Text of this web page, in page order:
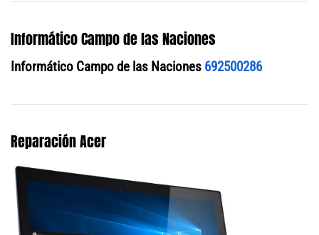
Informático Campo de las Naciones
Informático Campo de las Naciones 692500286
Reparación Acer